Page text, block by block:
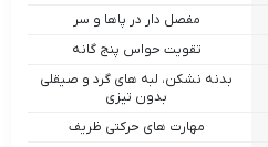
مفصل‌ دار در پاها و سر
تقویت حواس پنج گانه
بدنه نشکن، لبه‌ های گرد و صیقلی
بدون تیزی
مهارت‌ های حرکتی ظریف